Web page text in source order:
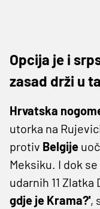
Opcija je i
zasad drži u
Hrvatska
utorka na
protiv Belgije
Meksiku. I dok
udarnih 11
gdje je Krama?',